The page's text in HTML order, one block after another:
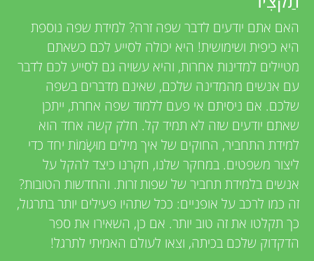
n
g
M
n
d
i
e
w
e
r
s
האם אתם יודעים לדבר שפה זרה? למידת שפה נוספת
היא כיפית ושימושית! היא יכולה לסייע לכם כשאתם
מטיילים למדינות אחרות, והיא עשויה גם לסייע לכם לדבר
עם אנשים מהמדינה שלכם, שאינם מדברים בשפה
שלכם. אם ניסיתם אי פעם ללמוד שפה אחרת, ייתכן
שאתם יודעים שזה לא תמיד קל. חלק קשה אחד הוא
למידת התחביר, החוקים של איך מילים מוּשָׂמוֹת יחד כדי
ליצור משפטים. במחקר שלנו, חקרנו כיצד להקל על
אנשים בלמידת תחביר של שפות זרות. והחדשות הטובות?
זה כמו לרכב על אופניים: ככל שתהיו פעילים יותר בתרגול,
כך תקלטו את זה טוב יותר. אם כן, השאירו את ספר
הדקדוק שלכם בכיתה, וצאו לעולם האמיתי לתרגל!